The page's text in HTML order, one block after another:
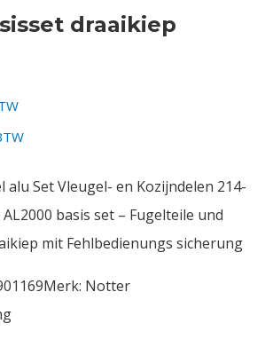
draaikiep
Set Vleugel- en Kozijndelen 214-
basis set – Fugelteile und
mit Fehlbedienungs sicherung
Merk: Notter